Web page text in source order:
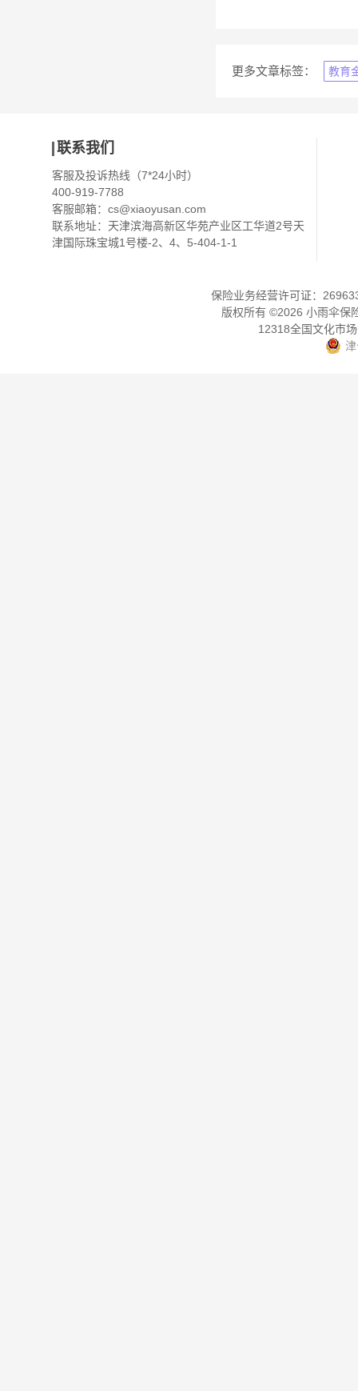
更多文章标签： 教育
联系我们
客服及投诉热线（7*24小时）
400-919-7788
客服邮箱： cs@xiaoyusan.com
联系地址：天津滨海高新区华苑产业区工华道2号天
津国际珠宝城1号楼-2、4、5-404-1-1
保险业务经营许可证：
版权所有 ©2026 小雨伞保
12318全国文化市